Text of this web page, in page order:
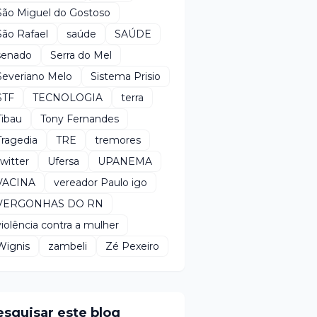
Miguel do Gostoso
Rafael
saúde
SAÚDE
Serra do Mel
Melo
Sistema Prisio
TECNOLOGIA
terra
Tony Fernandes
TRE
tremores
Ufersa
UPANEMA
vereador Paulo igo
DO RN
contra a mulher
zambeli Zé Pexeiro
este blog